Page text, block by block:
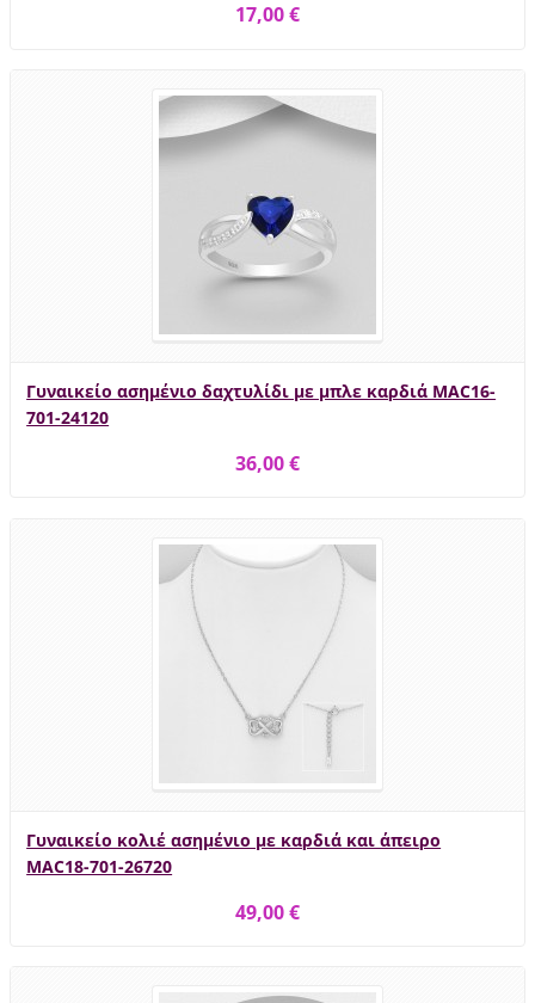
17,00 €
Γυναικείο ασημένιο δαχτυλίδι με μπλε καρδιά MAC16-
701-24120
36,00 €
Γυναικείο κολιέ ασημένιο με καρδιά και άπειρο
MAC18-701-26720
49,00 €